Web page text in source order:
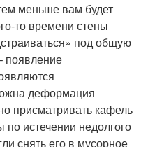
меньше вам будет
то времени стены
под общую
появление
деформация
присматривать кафель
истечении недолгого
снять его в мусорное